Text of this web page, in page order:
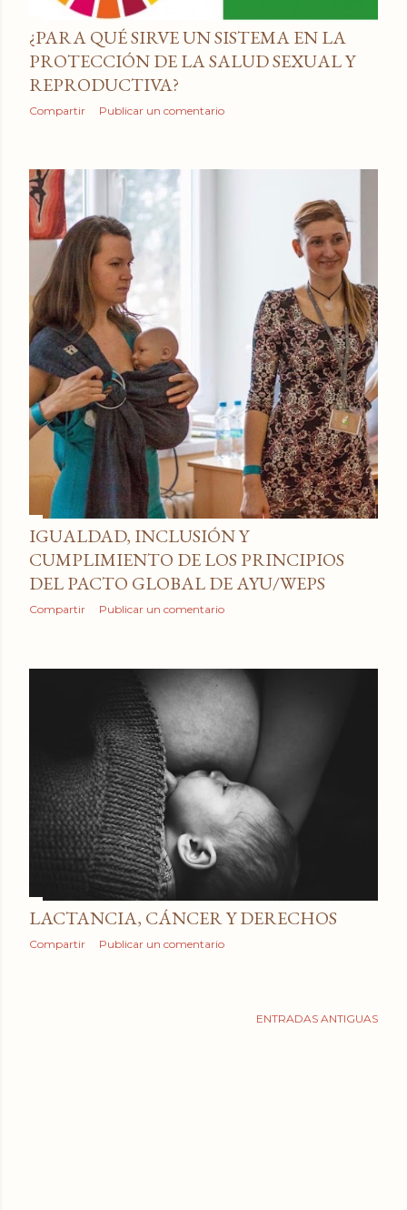
¿PARA QUÉ SIRVE UN SISTEMA EN LA
PROTECCIÓN DE LA SALUD SEXUAL Y
REPRODUCTIVA?
Compartir Publicar un comentario
IGUALDAD, INCLUSIÓN Y
CUMPLIMIENTO DE LOS PRINCIPIOS
DEL PACTO GLOBAL DE AYU/WEPS
Compartir Publicar un comentario
LACTANCIA, CÁNCER Y DERECHOS
Compartir Publicar un comentario
ENTRADAS ANTIGUAS